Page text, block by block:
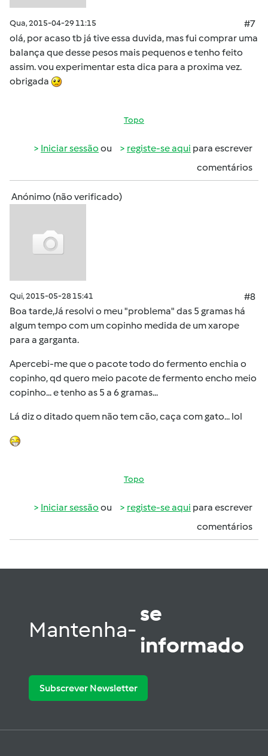
Qua, 2015-04-29 11:15
#7
olá, por acaso tb já tive essa duvida, mas fui comprar uma
balança que desse pesos mais pequenos e tenho feito
assim. vou experimentar esta dica para a proxima vez.
obrigada
Topo
Iniciar sessão ou registe-se aqui para escrever
comentários
Anónimo (não verificado)
Qui, 2015-05-28 15:41
#8
Boa tarde,Já resolvi o meu "problema" das 5 gramas há
algum tempo com um copinho medida de um xarope
para a garganta.
Apercebi-me que o pacote todo do fermento enchia o
copinho, qd quero meio pacote de fermento encho meio
copinho... e tenho as 5 a 6 gramas...
Lá diz o ditado quem não tem cão, caça com gato... lol
Topo
Iniciar sessão ou registe-se aqui para escrever
comentários
Mantenha-
se
informado
Subscrever Newsletter